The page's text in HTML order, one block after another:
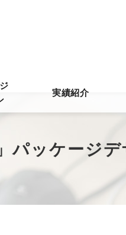
実績紹介
パッケージ